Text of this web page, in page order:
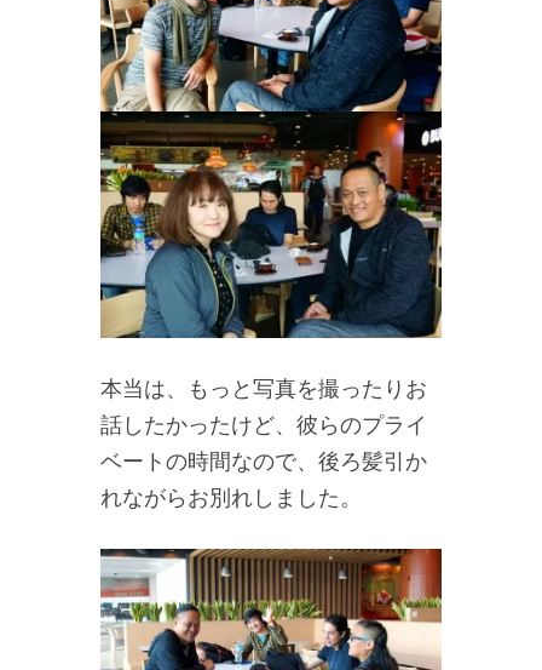
本当は、もっと写真を撮ったりお
話したかったけど、彼らのプライ
ベートの時間なので、後ろ髪引か
れながらお別れしました。